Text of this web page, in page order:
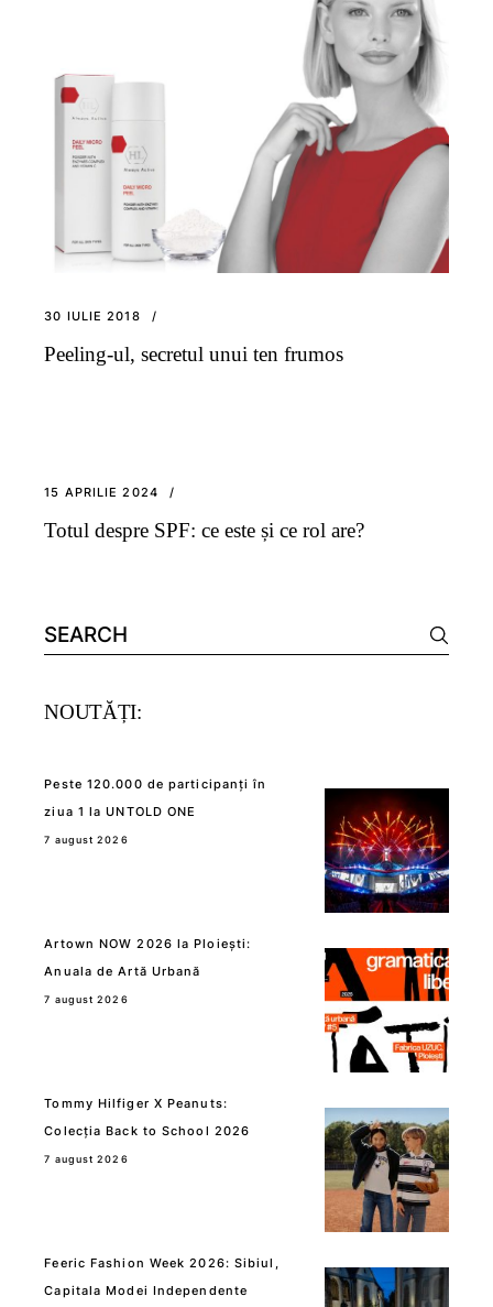
30 IULIE 2018
Peeling-ul, secretul unui ten frumos
15 APRILIE 2024
Totul despre SPF: ce este și ce rol are?
Search
for:
NOUTĂȚI:
Peste 120.000 de participanți în
ziua 1 la UNTOLD ONE
7 august 2026
Artown NOW 2026 la Ploiești:
Anuala de Artă Urbană
7 august 2026
Tommy Hilfiger X Peanuts:
Colecția Back to School 2026
7 august 2026
Feeric Fashion Week 2026: Sibiul,
Capitala Modei Independente